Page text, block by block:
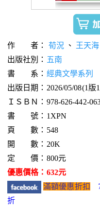
作 者： 荀況 、
王天
出版社別： 五南
書 系： 經典文學系列
出版日期：2026/05/08(1版
ＩＳＢＮ：978-626-442-
書 號：1XPN
頁 數：548
開 數：20K
定 價：800元
優惠價格：632元
滿額優惠折扣
折